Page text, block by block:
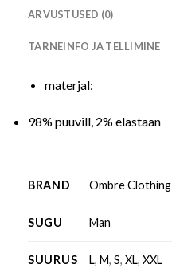
ARVUSTUSED (0)
TARNEINFO JA TELLIMINE
materjal:
98% puuvill, 2% elastaan
BRAND Ombre Clothing
SUGU Man
SUURUS L,M,S,XL,XXL